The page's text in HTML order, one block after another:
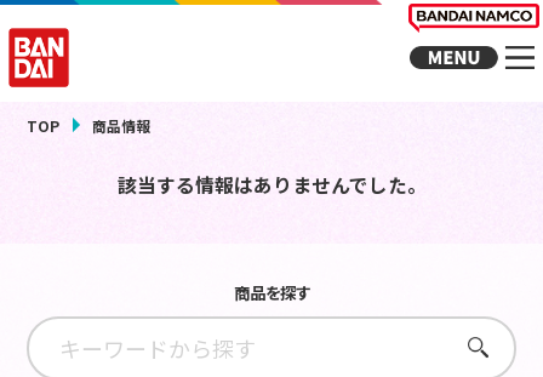
TOP 商品情報
該当する情報はありませんでした。
商品を探す
さがす